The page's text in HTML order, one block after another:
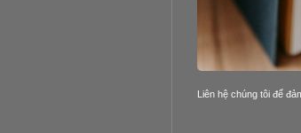
Liên hệ chúng tôi để